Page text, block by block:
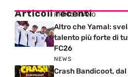
Articoli recenti
PRIMO PIANO
Altro che Yamal:
talento più forte di
FC26
NEWS
Crash Bandicoot,